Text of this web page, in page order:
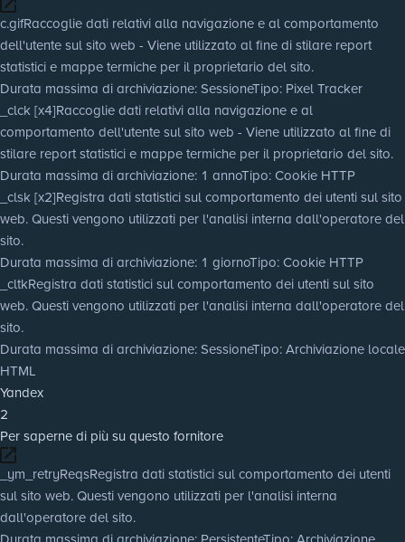
c.gifRaccoglie dati relativi alla navigazione e al comportamento
dell'utente sul sito web - Viene utilizzato al fine di stilare report
statistici e mappe termiche per il proprietario del sito.
Durata massima di archiviazione: SessioneTipo: Pixel Tracker
_clck [x4]Raccoglie dati relativi alla navigazione e al
comportamento dell'utente sul sito web - Viene utilizzato al fine di
stilare report statistici e mappe termiche per il proprietario del sito.
Durata massima di archiviazione: 1 annoTipo: Cookie HTTP
_clsk [x2]Registra dati statistici sul comportamento dei utenti sul sito
web. Questi vengono utilizzati per l'analisi interna dall'operatore del
sito.
Durata massima di archiviazione: 1 giornoTipo: Cookie HTTP
_cltkRegistra dati statistici sul comportamento dei utenti sul sito
web. Questi vengono utilizzati per l'analisi interna dall'operatore del
sito.
Durata massima di archiviazione: SessioneTipo: Archiviazione locale
HTML
Yandex
2
Per saperne di più su questo fornitore
_ym_retryReqsRegistra dati statistici sul comportamento dei utenti
sul sito web. Questi vengono utilizzati per l'analisi interna
dall'operatore del sito.